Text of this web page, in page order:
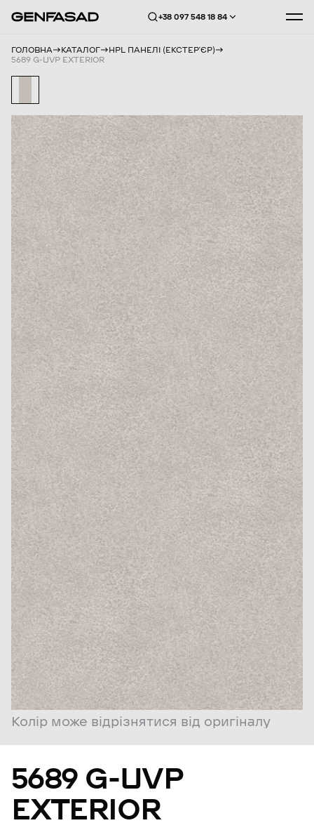
+38 097 548 18 84
ГОЛОВНА КАТАЛОГ
HPL ПАНЕЛІ (ЕКСТЕРʼЄР)
5689 G-UVP EXTERIOR
Колір може відрізнятися від оригіналу
5689 G-UVP
EXTERIOR